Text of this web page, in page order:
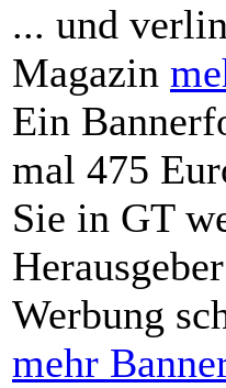
... und
Magazin
Ein
mal 475
Sie in GT
Werbung
mehr